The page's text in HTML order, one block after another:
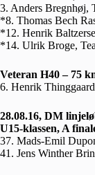
3. Anders Bregnhøj,
*8. Thomas Bech
*12. Henrik
*14. Ulrik Broge,
Veteran H40 – 75
6. Henrik
28.08.16, DM
U15-klassen, A
37. Mads-Emil
41. Jens Winther